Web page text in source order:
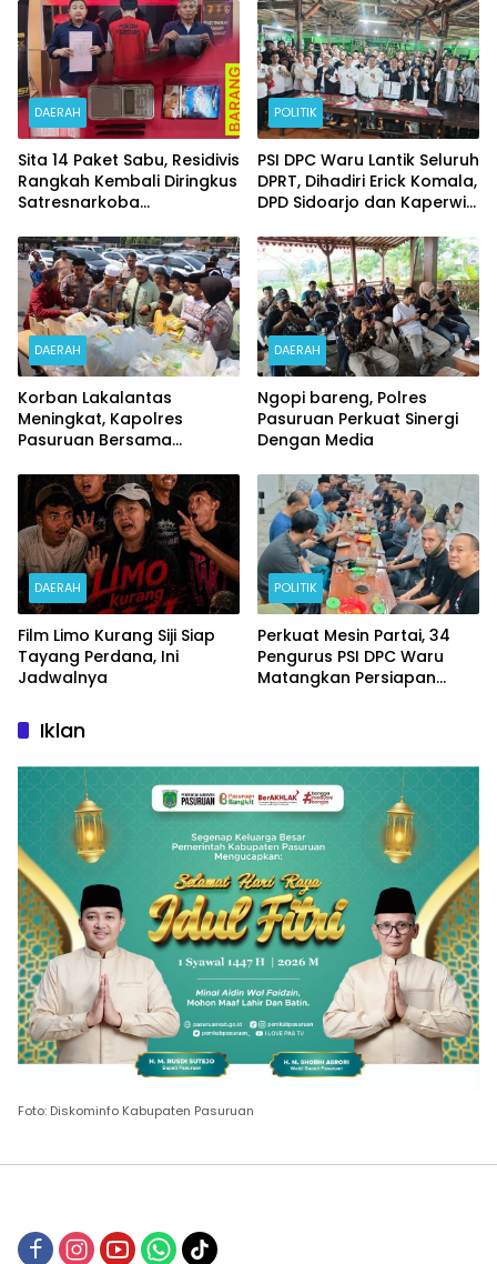
Perjuangkan Anggaran
Perbaikan
Demi Belajar
DAERAH
Sita 14 Paket Sabu, Residivis
Rangkah Kembali Diringkus
Satresnarkoba
POLITIK
PSI DPC Waru Lantik Seluruh
DPRT, Dihadiri Erick Komala,
DPD Sidoarjo dan Kaperwil
DAERAH
Korban Lakalantas
Meningkat, Kapolres
Pasuruan Bersama
Ghaib dan Doa Bersama
DAERAH
Ngopi bareng, Polres
Pasuruan Perkuat Sinergi
Dengan Media
DAERAH
Film Limo Kurang Siji Siap
Tayang Perdana, Ini
Jadwalnya
POLITIK
Perkuat Mesin Partai, 34
Pengurus PSI DPC Waru
Matangkan Persiapan
Iklan
Foto: Diskominfo Kabupaten Pasuruan